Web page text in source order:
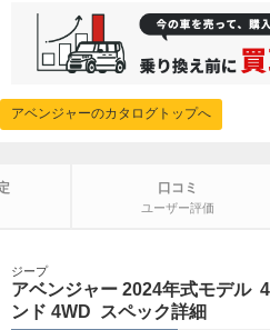
アベンジャーのカタログトップへ
口コミ
ユーザー評価
ジープ
アベンジャー 2024年式モデル
ンド 4WD スペック詳細